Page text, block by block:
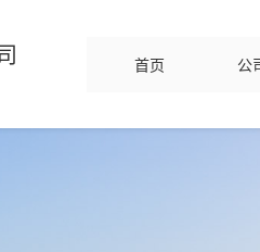
首页 公